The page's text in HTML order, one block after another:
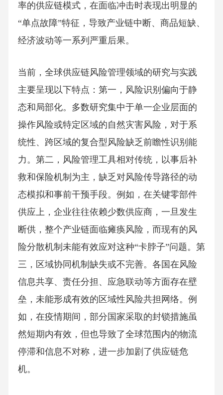
率的供应链模式，在面临冲击时表现出明显的
“单点故障”特征，导致产业链中断、商品短缺、
经济波动等一系列严重后果。
当前，全球供应链风险管理领域的研究与实践
主要呈现以下特点：第一，风险识别偏向于静
态和局部化。多数研究集中于单一企业层面的
操作风险或特定区域的自然灾害风险，对于系
统性、跨区域的复合型风险缺乏前瞻性识别能
力。第二，风险管理工具相对传统，以事后补
救和保险机制为主，缺乏对风险传导路径的动
态模拟和事前干预手段。例如，在关键零部件
供应上，企业往往依赖少数供应商，一旦发生
断供，整个产业链面临瘫痪风险，而现有的风
险分散机制未能有效应对这种“卡脖子”问题。第
三，区域协同机制缺失或不完善。各国在风险
信息共享、责任分担、应急联动等方面存在壁
垒，未能形成有效的区域性风险共担网络。例
如，在疫情期间，部分国家采取的封锁措施虽
然短期内有效，但也导致了全球范围内的物流
停滞和信息不对称，进一步加剧了供应链危
机。